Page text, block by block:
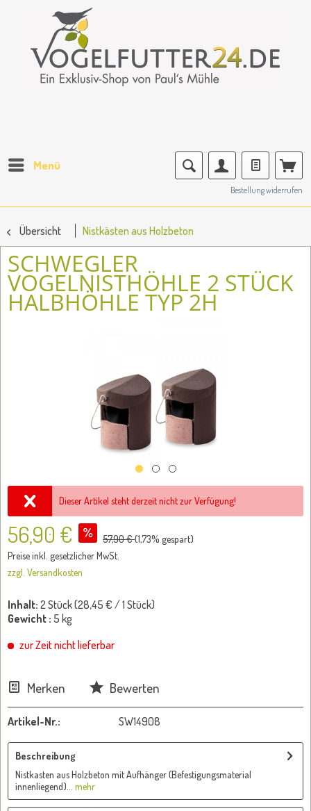
Menü
Bestellung widerrufen
Übersicht Nistkästen aus Holzbeton
SCHWEGLER
VOGELNISTHÖHLE 2 STÜCK
HALBHÖHLE TYP 2H
Dieser Artikel steht derzeit nicht zur Verfügung!
56,90 € 57,90 €(1,73% gespart)
Preise inkl. gesetzlicher MwSt.
zzgl. Versandkosten
Inhalt: 2 Stück (28,45 € / 1 Stück)
Gewicht : 5 kg
zur Zeit nicht lieferbar
Merken Bewerten
Artikel-Nr.: SW14908
Beschreibung
Nistkasten aus Holzbeton mit Aufhänger (Befestigungsmaterial
innenliegend)...
mehr